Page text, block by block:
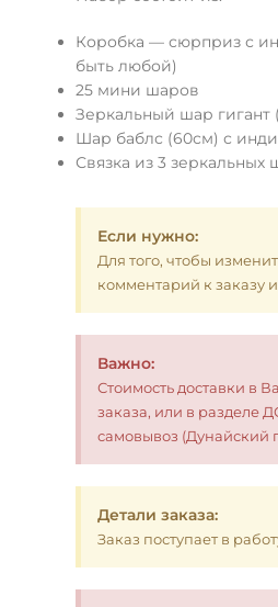
Коробка — сюрприз с
быть любой)
25 мини шаров
Зеркальный шар
Шар баблс (60см) с
Связка из 3 зеркальных
Если нужно:
Для того, чтобы
комментарий к заказу
Важно:
Стоимость доставки в
заказа, или в разделе
самовывоз (Дунайский
Детали заказа:
Заказ поступает в